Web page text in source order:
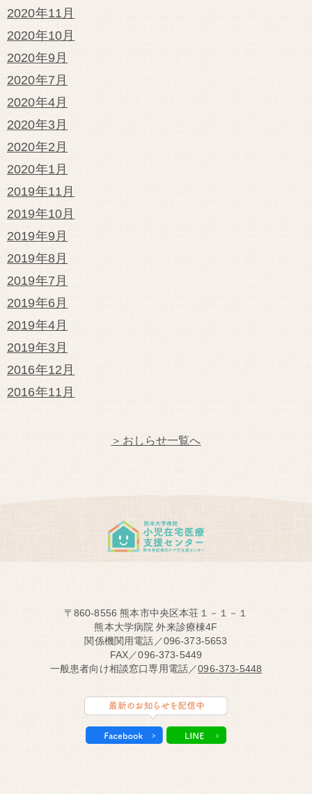
2020年11月
2020年10月
2020年9月
2020年7月
2020年4月
2020年3月
2020年2月
2020年1月
2019年11月
2019年10月
2019年9月
2019年8月
2019年7月
2019年6月
2019年4月
2019年3月
2016年12月
2016年11月
＞おしらせ一覧へ
〒860-8556 熊本市中央区本荘１－１－１
熊本大学病院 外来診療棟4F
関係機関用電話／096-373-5653
FAX／096-373-5449
一般患者向け相談窓口専用電話／096-373-5448